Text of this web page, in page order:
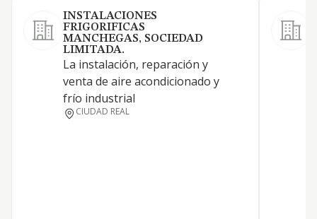
INSTALACIONES
FRIGORIFICAS
MANCHEGAS, SOCIEDAD
LIMITADA.
La instalación, reparación y
venta de aire acondicionado y
frío industrial
CIUDAD REAL